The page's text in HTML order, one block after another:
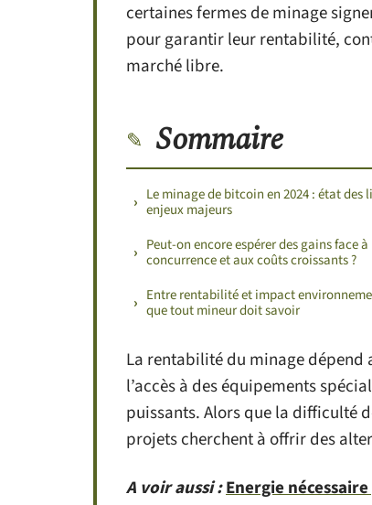
certaines fermes de minage
pour garantir leur rentabilité,
marché libre.
Sommaire
Le minage de bitcoin en 2024 : état des
enjeux majeurs
Peut-on encore espérer des gains face à
concurrence et aux coûts croissants ?
Entre rentabilité et impact
que tout mineur doit savoir
La rentabilité du minage dépend
l’accès à des équipements
puissants. Alors que la difficulté
projets cherchent à offrir des
A voir aussi :Energie